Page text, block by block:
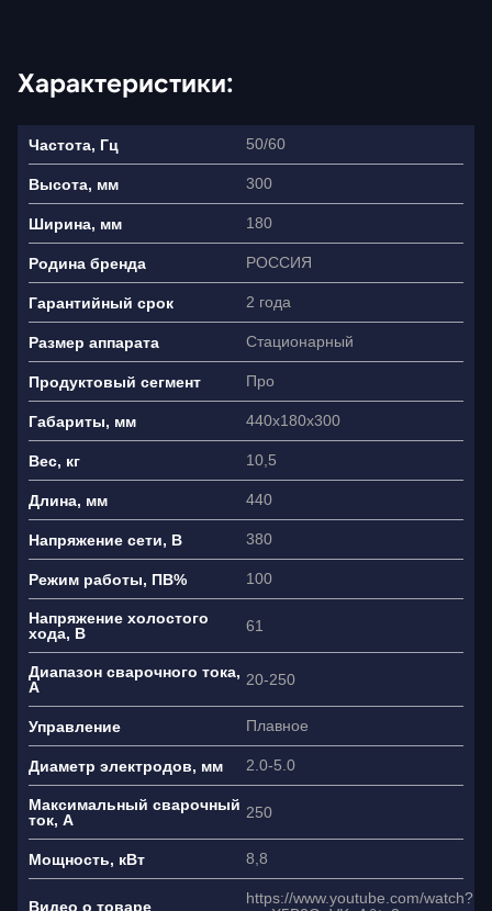
Характеристики:
Частота, Гц 50/60
Высота, мм 300
Ширина, мм 180
Родина бренда РОССИЯ
Гарантийный срок 2 года
Размер аппарата Стационарный
Продуктовый сегмент Про
Габариты, мм 440x180х300
Вес, кг 10,5
Длина, мм 440
Напряжение сети, В 380
Режим работы, ПВ% 100
Напряжение холостого
хода, В
61
Диапазон сварочного тока,
А
20-250
Управление Плавное
Диаметр электродов, мм 2.0-5.0
Максимальный сварочный
ток, А
250
Мощность, кВт 8,8
Видео о товаре
https://www.youtube.com/watch?
Ваше имя
Как связаться?
+7
персональных данных